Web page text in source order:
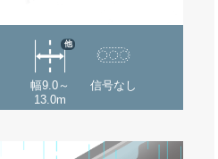
幅9.0～
13.0m
他
信号なし